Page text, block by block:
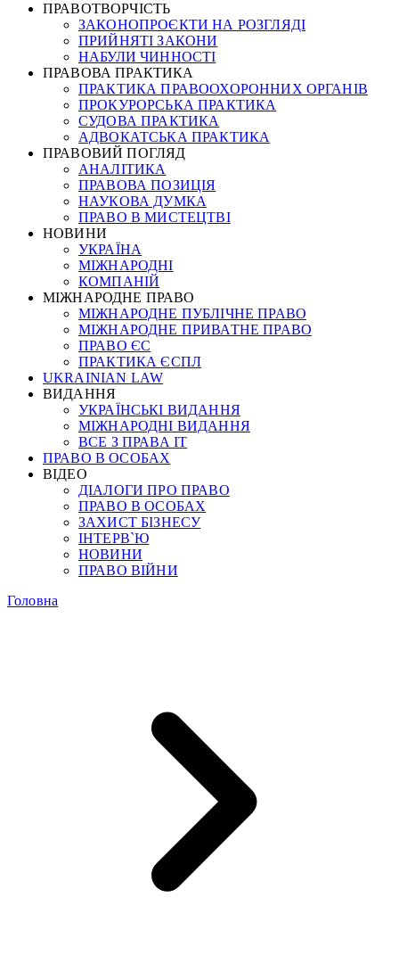
ПРАВОТВОРЧІСТЬ
ЗАКОНОПРОЄКТИ НА РОЗГЛЯДІ
ПРИЙНЯТІ ЗАКОНИ
НАБУЛИ ЧИННОСТІ
ПРАВОВА ПРАКТИКА
ПРАКТИКА ПРАВООХОРОННИХ ОРГАНІВ
ПРОКУРОРСЬКА ПРАКТИКА
СУДОВА ПРАКТИКА
АДВОКАТСЬКА ПРАКТИКА
ПРАВОВИЙ ПОГЛЯД
АНАЛІТИКА
ПРАВОВА ПОЗИЦІЯ
НАУКОВА ДУМКА
ПРАВО В МИСТЕЦТВІ
НОВИНИ
УКРАЇНА
МІЖНАРОДНІ
КОМПАНІЙ
МІЖНАРОДНЕ ПРАВО
МІЖНАРОДНЕ ПУБЛІЧНЕ ПРАВО
МІЖНАРОДНЕ ПРИВАТНЕ ПРАВО
ПРАВО ЄС
ПРАКТИКА ЄСПЛ
UKRAINIAN LAW
ВИДАННЯ
УКРАЇНСЬКІ ВИДАННЯ
МІЖНАРОДНІ ВИДАННЯ
ВСЕ З ПРАВА ІТ
ПРАВО В ОСОБАХ
ВІДЕО
ДІАЛОГИ ПРО ПРАВО
ПРАВО В ОСОБАХ
ЗАХИСТ БІЗНЕСУ
ІНТЕРВ`Ю
НОВИНИ
ПРАВО ВІЙНИ
Головна